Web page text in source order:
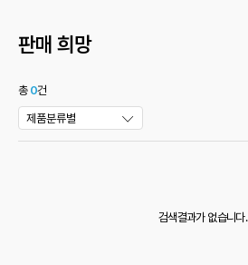
판매 희망
총 0건
제품분류별
검색결과가 없습니다.